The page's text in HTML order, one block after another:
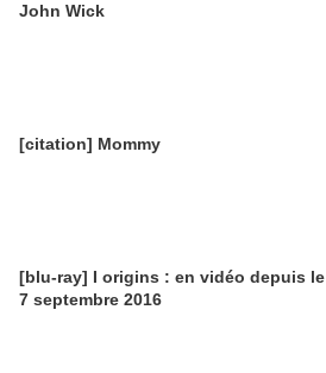
John Wick
[citation] Mommy
[blu-ray] I origins : en vidéo depuis le
7 septembre 2016